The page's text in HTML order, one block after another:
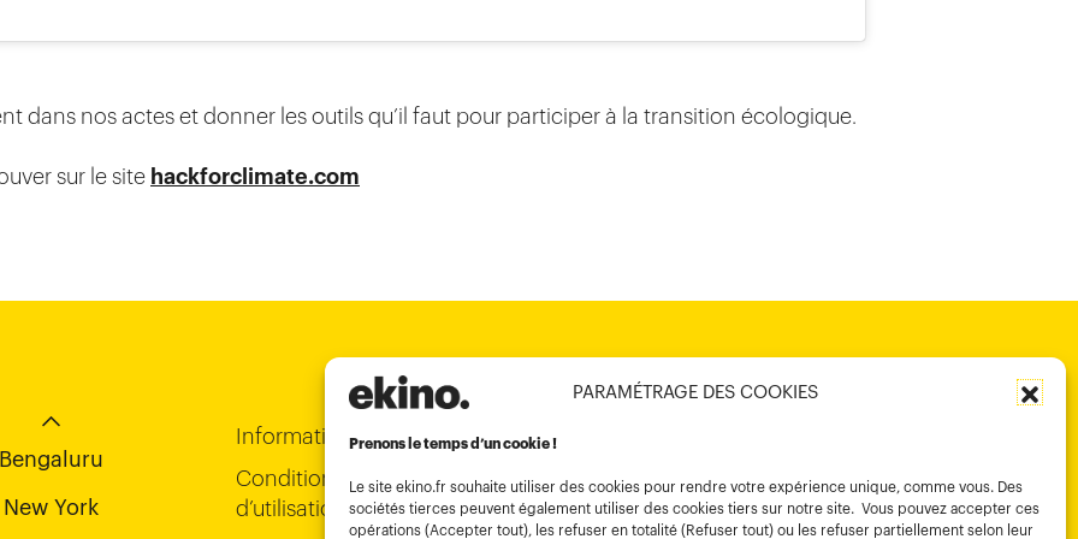
PARAMÉTRAGE DES COOKIES
Prenons le temps d’un cookie !
Le site ekino.fr souhaite utiliser des cookies pour rendre votre expérience unique, comme vous. Des
sociétés tierces peuvent également utiliser des cookies tiers sur notre site. Vous pouvez accepter ces
opérations (Accepter tout), les refuser en totalité (Refuser tout) ou les refuser partiellement selon leur
dans nos actes et donner les outils qu’il faut pour participer à la transition écologique.
sur le site hackforclimate.com
Hong Kong
Bengaluru
New York
Informations légales
Conditions générales
d’utilisation